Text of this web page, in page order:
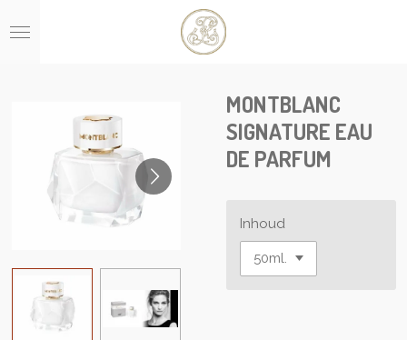
direct
MONTBLANC
SIGNATURE EAU
DE PARFUM
Inhoud